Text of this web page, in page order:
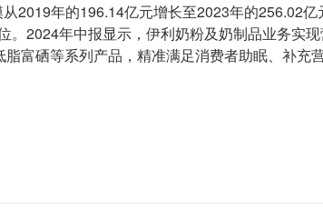
2019年的196.14亿元增长至2023年的256.02
。2024年中报显示，伊利奶粉及奶制品业务实
脂富硒等系列产品，精准满足消费者助眠、补